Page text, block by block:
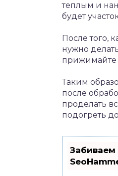
теплым и
будет
После того,
нужно
прижимайте
Таким
после
проделать
подогреть